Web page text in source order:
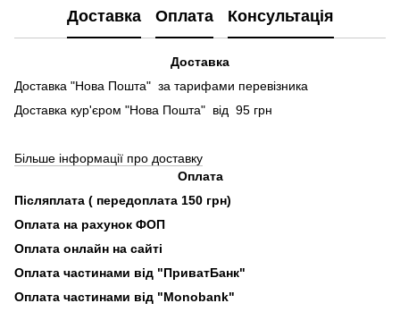
Доставка Оплата Консультація
Доставка
Доставка "Нова Пошта" за тарифами перевізника
Доставка кур'єром "Нова Пошта" від 95 грн
Більше інформації про доставку
Оплата
Післяплата ( передоплата 150 грн)
Оплата на рахунок ФОП
Оплата онлайн на сайті
Оплата частинами від "ПриватБанк"
Оплата частинами від "Monobank"